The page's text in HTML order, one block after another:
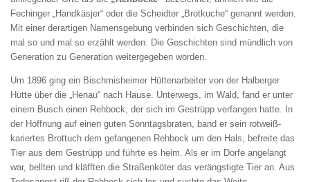
Fechinger „Handkäsjer“ oder die Scheidter „Brotkuche“ genannt werden.
Mit einer derartigen Namensgebung verbinden sich Geschichten, die
mal so und mal so erzählt werden. Die Geschichten sind mündlich von
Generation zu Generation weitergegeben worden.
Um 1896 ging ein Bischmisheimer Hüttenarbeiter von der Halberger
Hütte über die „Henau“ nach Hause. Unterwegs, im Wald, fand er unter
einem Busch einen Rehbock, der sich im Gestrüpp verfangen hatte. In
der Hoffnung auf einen guten Sonntagsbraten, band er sein rotweiß-
kariertes Brottuch dem gefangenen Rehbock um den Hals, befreite das
Tier aus dem Gestrüpp und führte es heim. Als er im Dorfe angelangt
war, bellten und kläfften die Straßenköter das verängstigte Tier an. Aus